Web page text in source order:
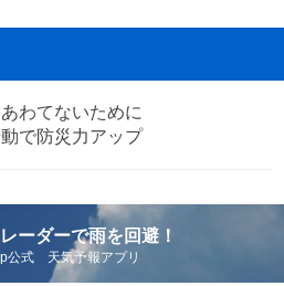
わてないために
で防災力アップ
ーダーで雨を回避！
公式 天気予報アプリ